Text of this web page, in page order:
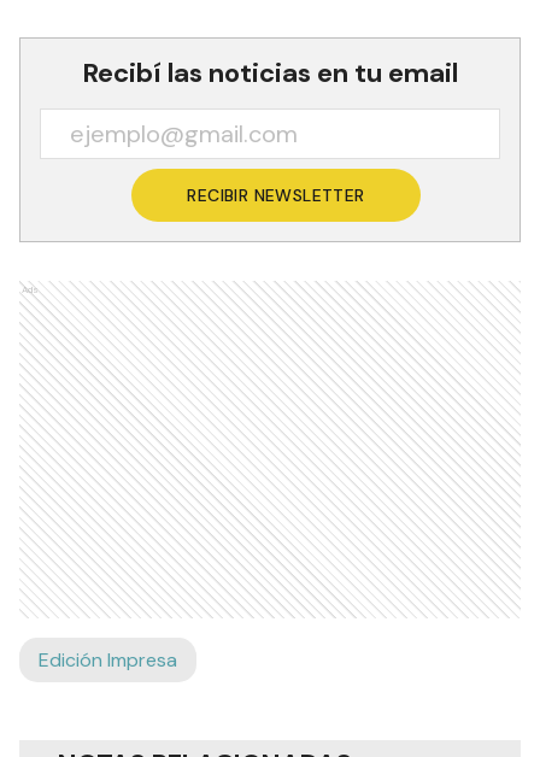
Recibí las noticias en tu email
RECIBIR NEWSLETTER
Ads
Edición Impresa